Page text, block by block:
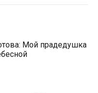
Мой прадедушка